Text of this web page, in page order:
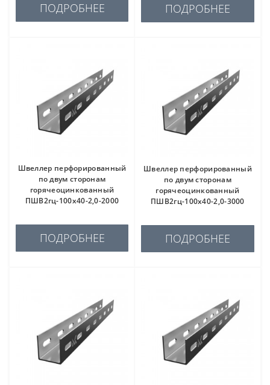
ПОДРОБНЕЕ ПОДРОБНЕЕ
Швеллер перфорированный
по двум сторонам
горячеоцинкованный
ПШВ2гц-100х40-2,0-2000
ПОДРОБНЕЕ
Швеллер перфорированный
по двум сторонам
горячеоцинкованный
ПШВ2гц-100х40-2,0-3000
ПОДРОБНЕЕ